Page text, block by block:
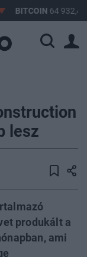
BITCOIN64 932,47
lesz
produkált a
ami